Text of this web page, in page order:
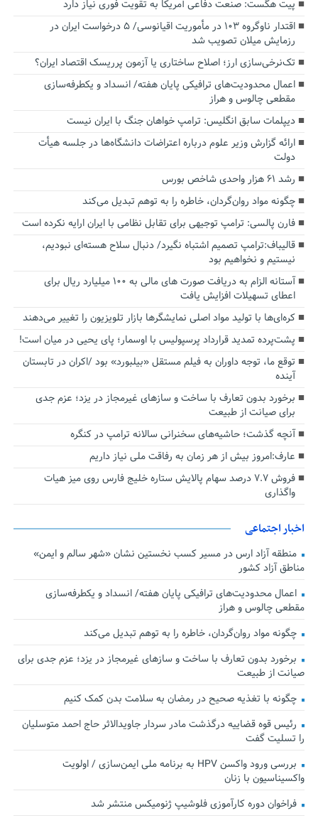
پیت هگست: صنعت دفاعی آمریکا به تقویت فوری نیاز دارد
اقتدار ناوگروه ۱۰۳ در مأموریت‌ اقیانوسی/ ۵ درخواست ایران در
رزمایش میلان تصویب شد
تک‌نرخی‌سازی ارز؛ اصلاح ساختاری یا آزمون پرریسک اقتصاد ایران؟
اعمال محدودیت‌های ترافیکی پایان هفته/ انسداد و یکطرفه‌سازی
مقطعی چالوس و هراز
دیپلمات سابق انگلیس:‌ ترامپ خواهان جنگ با ایران نیست
ارائه گزارش وزیر علوم درباره اعتراضات دانشگاه‌ها در جلسه هیأت
دولت
رشد ۶۱ هزار واحدی شاخص بورس
چگونه مواد روان‌گردان، خاطره را به توهم تبدیل می‌کند
فارن پالسی: ترامپ توجیهی برای تقابل نظامی با ایران ارایه نکرده است
قالیباف:ترامپ تصمیم اشتباه نگیرد/ دنبال سلاح هسته‌ای نبودیم،
نیستیم و نخواهیم بود
آستانه الزام به دریافت صورت های مالی به ۱۰۰ میلیارد ریال برای
اعطای تسهیلات افزایش یافت
کره‌ای‌ها با تولید مواد اصلی نمایشگرها بازار تلویزیون را تغییر می‌دهند
پشت‌پرده تمدید قرارداد پرسپولیس با اوسمار؛ پای یحیی در میان است!
توقع ما، توجه داوران به فیلم مستقل «بیلبورد» بود /اکران در تابستان
آینده
برخورد بدون تعارف با ساخت‌ و سازهای غیرمجاز در یزد؛ عزم جدی
برای صیانت از طبیعت
آنچه گذشت؛ حاشیه‌های سخنرانی سالانه ترامپ در کنگره
عارف:امروز بیش از هر زمان به رفاقت ملی نیاز داریم
فروش ۷.۷ درصد سهام پالایش ستاره خلیج فارس روی میز هیات
واگذاری
اخبار اجتماعی
منطقه آزاد ارس در مسیر کسب نخستین نشان «شهر سالم و ایمن»
مناطق آزاد کشور
اعمال محدودیت‌های ترافیکی پایان هفته/ انسداد و یکطرفه‌سازی
مقطعی چالوس و هراز
چگونه مواد روان‌گردان، خاطره را به توهم تبدیل می‌کند
برخورد بدون تعارف با ساخت‌ و سازهای غیرمجاز در یزد؛ عزم جدی برای
صیانت از طبیعت
چگونه با تغذیه صحیح در رمضان به سلامت بدن کمک کنیم
رئیس قوه قضاییه درگذشت مادر سردار جاویدالاثر حاج احمد متوسلیان
را تسلیت گفت
بررسی ورود واکسن HPV به برنامه ملی ایمن‌سازی / اولویت
واکسیناسیون با زنان
فراخوان دوره کارآموزی فلوشیپ ژنومیکس منتشر شد